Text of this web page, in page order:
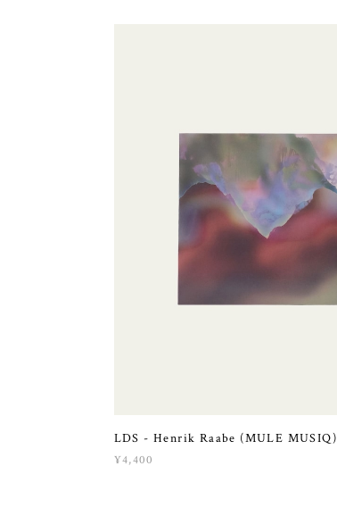
LDS - Henrik Raabe (MULE MUSIQ)
¥4,400